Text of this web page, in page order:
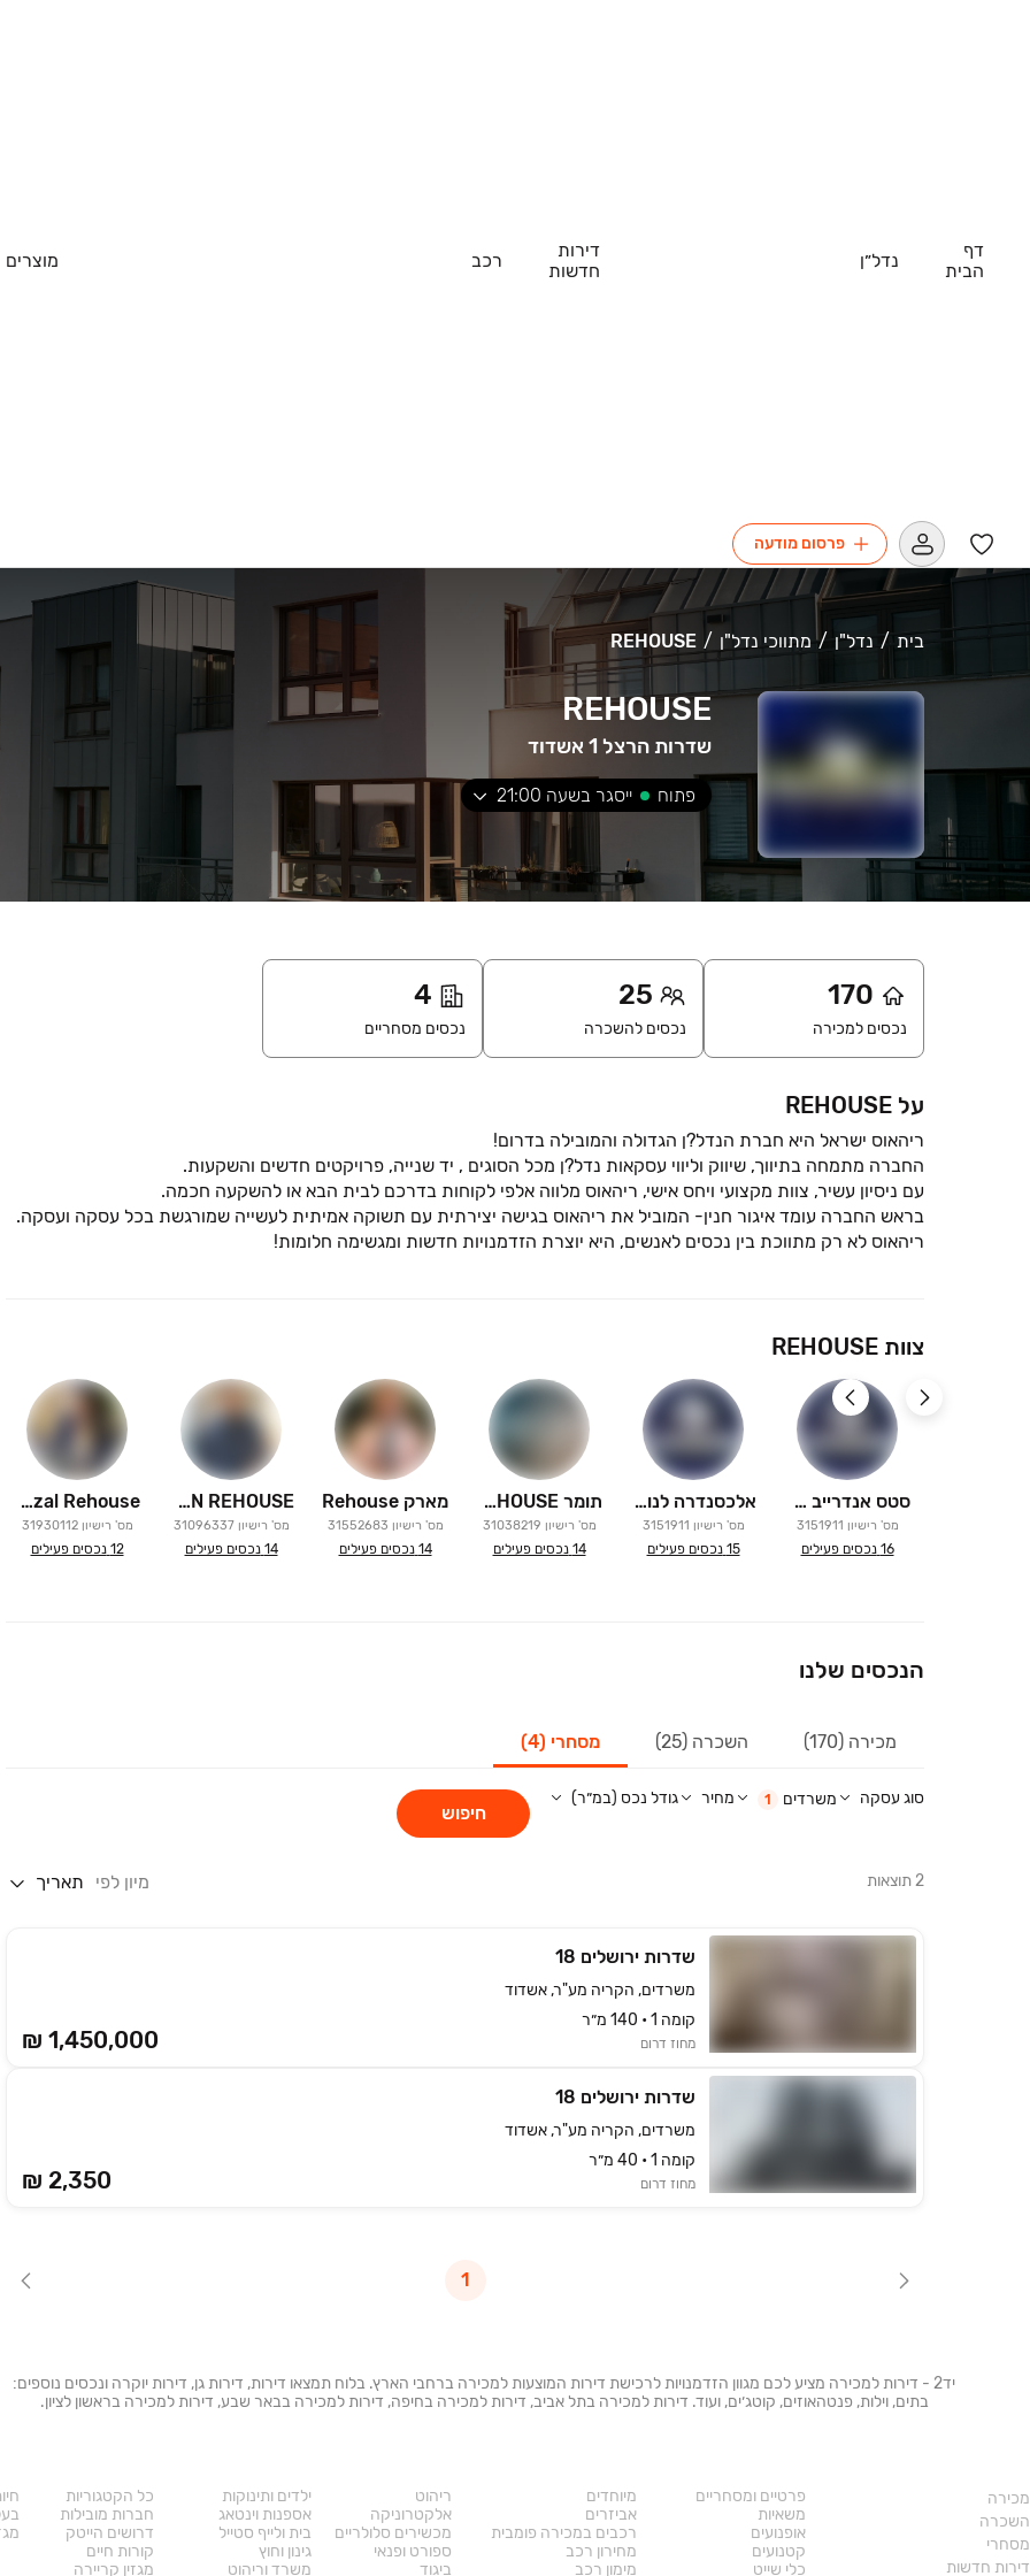
דף
הבית
נדל״ן
דירות
חדשות
רכב מוצרים
פרסום מודעה
בית נדל"ן מתווכי נדל"ן REHOUSE
REHOUSE
שדרות הרצל 1 אשדוד
פתוח ייסגר בשעה 21:00
170
נכסים למכירה
25
נכסים להשכרה
4
נכסים מסחריים
על REHOUSE
צוות REHOUSE
סטס אנדרייב REHOUSE
מס' רישיון 3151911
16 נכסים פעילים
אלכסנדרה לנובוי REHOUSE
מס' רישיון 3151911
15 נכסים פעילים
תומר REHOUSE
מס' רישיון 31038219
14 נכסים פעילים
מארק Rehouse
מס' רישיון 31552683
14 נכסים פעילים
YAN REHOUSE
מס' רישיון 31096337
14 נכסים פעילים
Mazal Rehouse
מס' רישיון 31930112
12 נכסים פעילים
הנכסים שלנו
מכירה (170) השכרה (25) מסחרי (4)
סוג עסקה משרדים 1 מחיר גודל נכס (במ״ר)
חיפוש
2תוצאות מיון לפי תאריך
₪ 1,450,000
שדרות ירושלים 18
משרדים, הקריה מע"ר, אשדוד
קומה ‎1‏ • 140 מ״ר
מחוז דרום
₪ 2,350
שדרות ירושלים 18
משרדים, הקריה מע"ר, אשדוד
קומה ‎1‏ • 40 מ״ר
מחוז דרום
1
יד2 - דירות למכירה מציע לכם מגוון הזדמנויות לרכישת דירות המוצעות למכירה ברחבי הארץ. בלוח תמצאו דירות, דירות גן, דירות יוקרה ונכסים נוספים:
בתים, וילות, פנטהאוזים, קוטג׳ים, ועוד. דירות למכירה בתל אביב, דירות למכירה בחיפה, דירות למכירה בבאר שבע, דירות למכירה בראשון לציון.
מכירה
השכרה
מסחרי
דירות חדשות
פרטיים ומסחריים
משאיות
אופנועים
קטנועים
כלי שייט
מיוחדים
אביזרים
רכבים במכירה פומבית
מחירון רכב
מימון רכב
ריהוט
אלקטרוניקה
מכשירים סלולריים
ספורט ופנאי
ביגוד
ילדים ותינוקות
אספנות וינטאג
בית ולייף סטייל
גינון וחוץ
משרד וריהוט
כל הקטגוריות
חברות מובילות
דרושים הייטק
קורות חיים
מגזין קריירה